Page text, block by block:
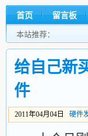
首页 留言板
本站推荐：
给自己新
件
2011年04月04日 硬件